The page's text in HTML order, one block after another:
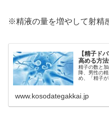
※精液の量を増やして射精
【精子ド
高める方
精子の数と加齢の
降、男性の精
め、「精子
www.kosodategakkai.jp